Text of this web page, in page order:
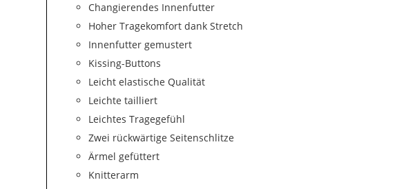
Changierendes Innenfutter
Hoher Tragekomfort dank Stretch
Innenfutter gemustert
Kissing-Buttons
Leicht elastische Qualität
Leichte tailliert
Leichtes Tragegefühl
Zwei rückwärtige Seitenschlitze
Ärmel gefüttert
Knitterarm